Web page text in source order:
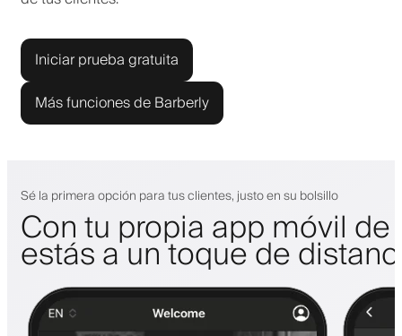
Iniciar prueba gratuita
Más funciones de Barberly
Sé la primera opción para tus clientes, justo en su bolsillo
Con tu propia app móvil
estás a un toque de